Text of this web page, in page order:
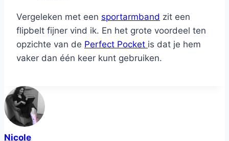
Vergeleken met een sportarmband zit een
flipbelt fijner vind ik. En het grote voordeel ten
opzichte van de Perfect Pocket is dat je hem
vaker dan één keer kunt gebruiken.
Nicole